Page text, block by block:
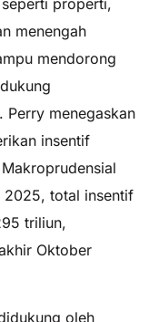
menengah
mendorong
Perry menegaskan
insentif
2025, total insentif
triliun,
Oktober
oleh